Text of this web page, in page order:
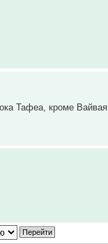
Тафеа, кроме